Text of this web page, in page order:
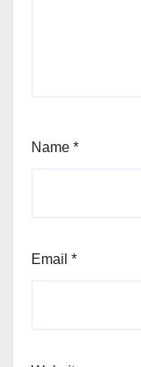
Name *
Email *